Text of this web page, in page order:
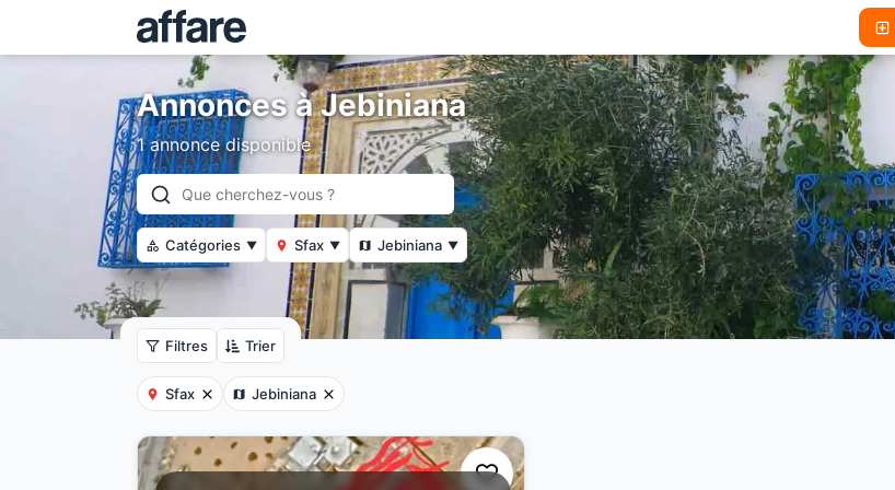
Annonces à Jebiniana
1 annonce disponible
Catégories ▼ Sfax ▼ Jebiniana ▼
Filtres Trier
Sfax Jebiniana